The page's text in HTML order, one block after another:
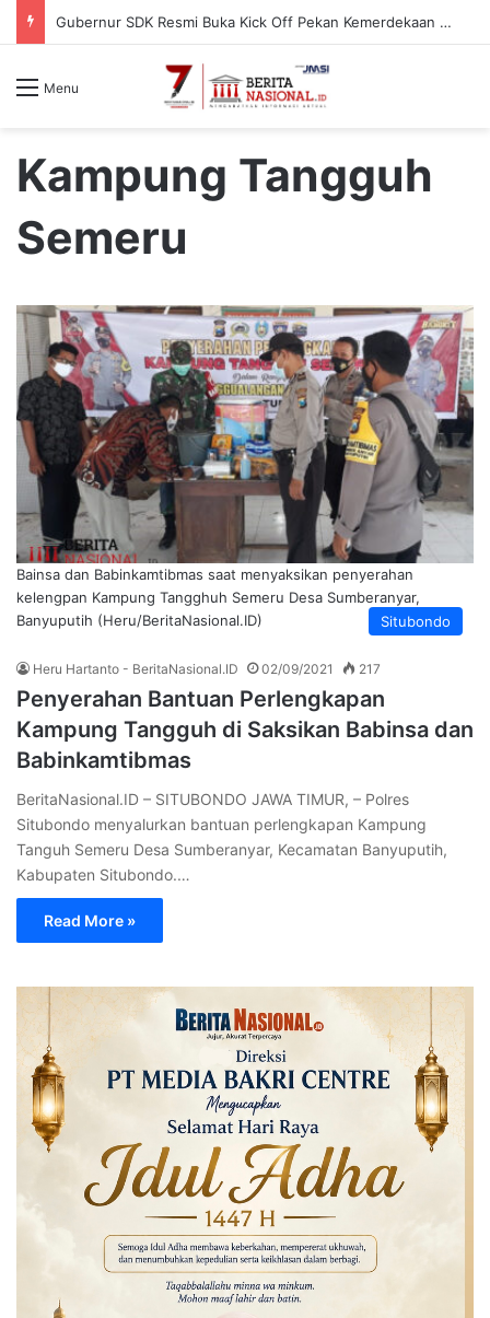
Gubernur SDK Resmi Buka Kick Off Pekan Kemerdekaan RI ke-81 dan HUT Sulbar ke-22
Menu
Kampung Tangguh
Semeru
Situbondo
Bainsa dan Babinkamtibmas saat menyaksikan penyerahan
kelengpan Kampung Tangghuh Semeru Desa Sumberanyar,
Banyuputih (Heru/BeritaNasional.ID)
Heru Hartanto - BeritaNasional.ID 02/09/2021 217
Penyerahan Bantuan Perlengkapan
Kampung Tangguh di Saksikan Babinsa dan
Babinkamtibmas
BeritaNasional.ID – SITUBONDO JAWA TIMUR, – Polres
Situbondo menyalurkan bantuan perlengkapan Kampung
Tanguh Semeru Desa Sumberanyar, Kecamatan Banyuputih,
Kabupaten Situbondo.…
Read More »